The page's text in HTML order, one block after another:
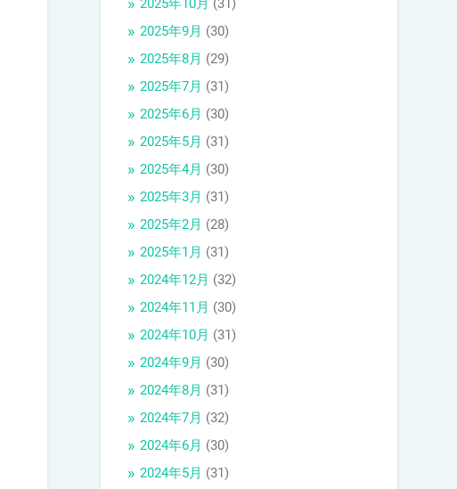
2025年10月 (31)
2025年9月 (30)
2025年8月 (29)
2025年7月 (31)
2025年6月 (30)
2025年5月 (31)
2025年4月 (30)
2025年3月 (31)
2025年2月 (28)
2025年1月 (31)
2024年12月 (32)
2024年11月 (30)
2024年10月 (31)
2024年9月 (30)
2024年8月 (31)
2024年7月 (32)
2024年6月 (30)
2024年5月 (31)